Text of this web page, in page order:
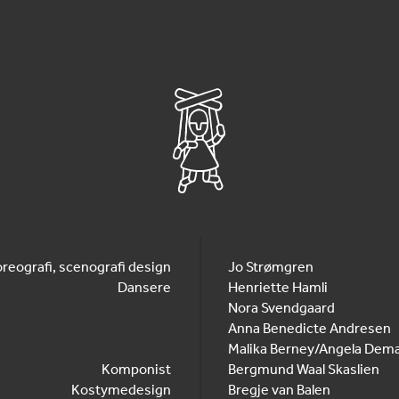
scenografi design
Jo Strømgren
Dansere
Henriette Hamli
Nora Svendgaard
Anna Benedicte Andresen
Malika Berney/Angela
Komponist
Bergmund Waal Skaslien
Kostymedesign
Bregje van Balen